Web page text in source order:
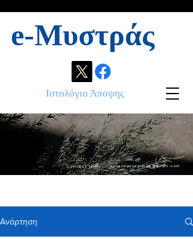
e-Μυστράς
Ιστολόγιο Άποψης
Contact info: ikonandassociates@gmail.com
Ανάρτηση